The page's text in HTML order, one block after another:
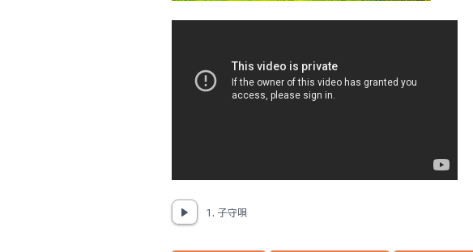
1. 子守唄